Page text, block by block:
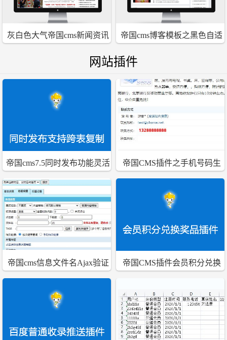
灰白色大气帝国cms新闻资讯
帝国cms博客模板之黑色自适
网站插件
帝国cms7.5同时发布功能灵活
实现跨表复制功能插件
帝国CMS插件之手机号码生
成图片格式插件
帝国cms信息文件名Ajax验证
重名插件
帝国CMS插件会员积分兑换